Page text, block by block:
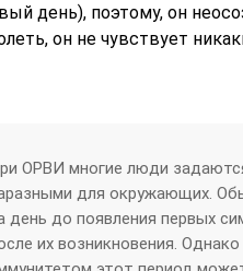
день), поэтому, он
он не чувствует
ОРВИ многие люди
для окружающих.
день до появления первых
их возникновения.